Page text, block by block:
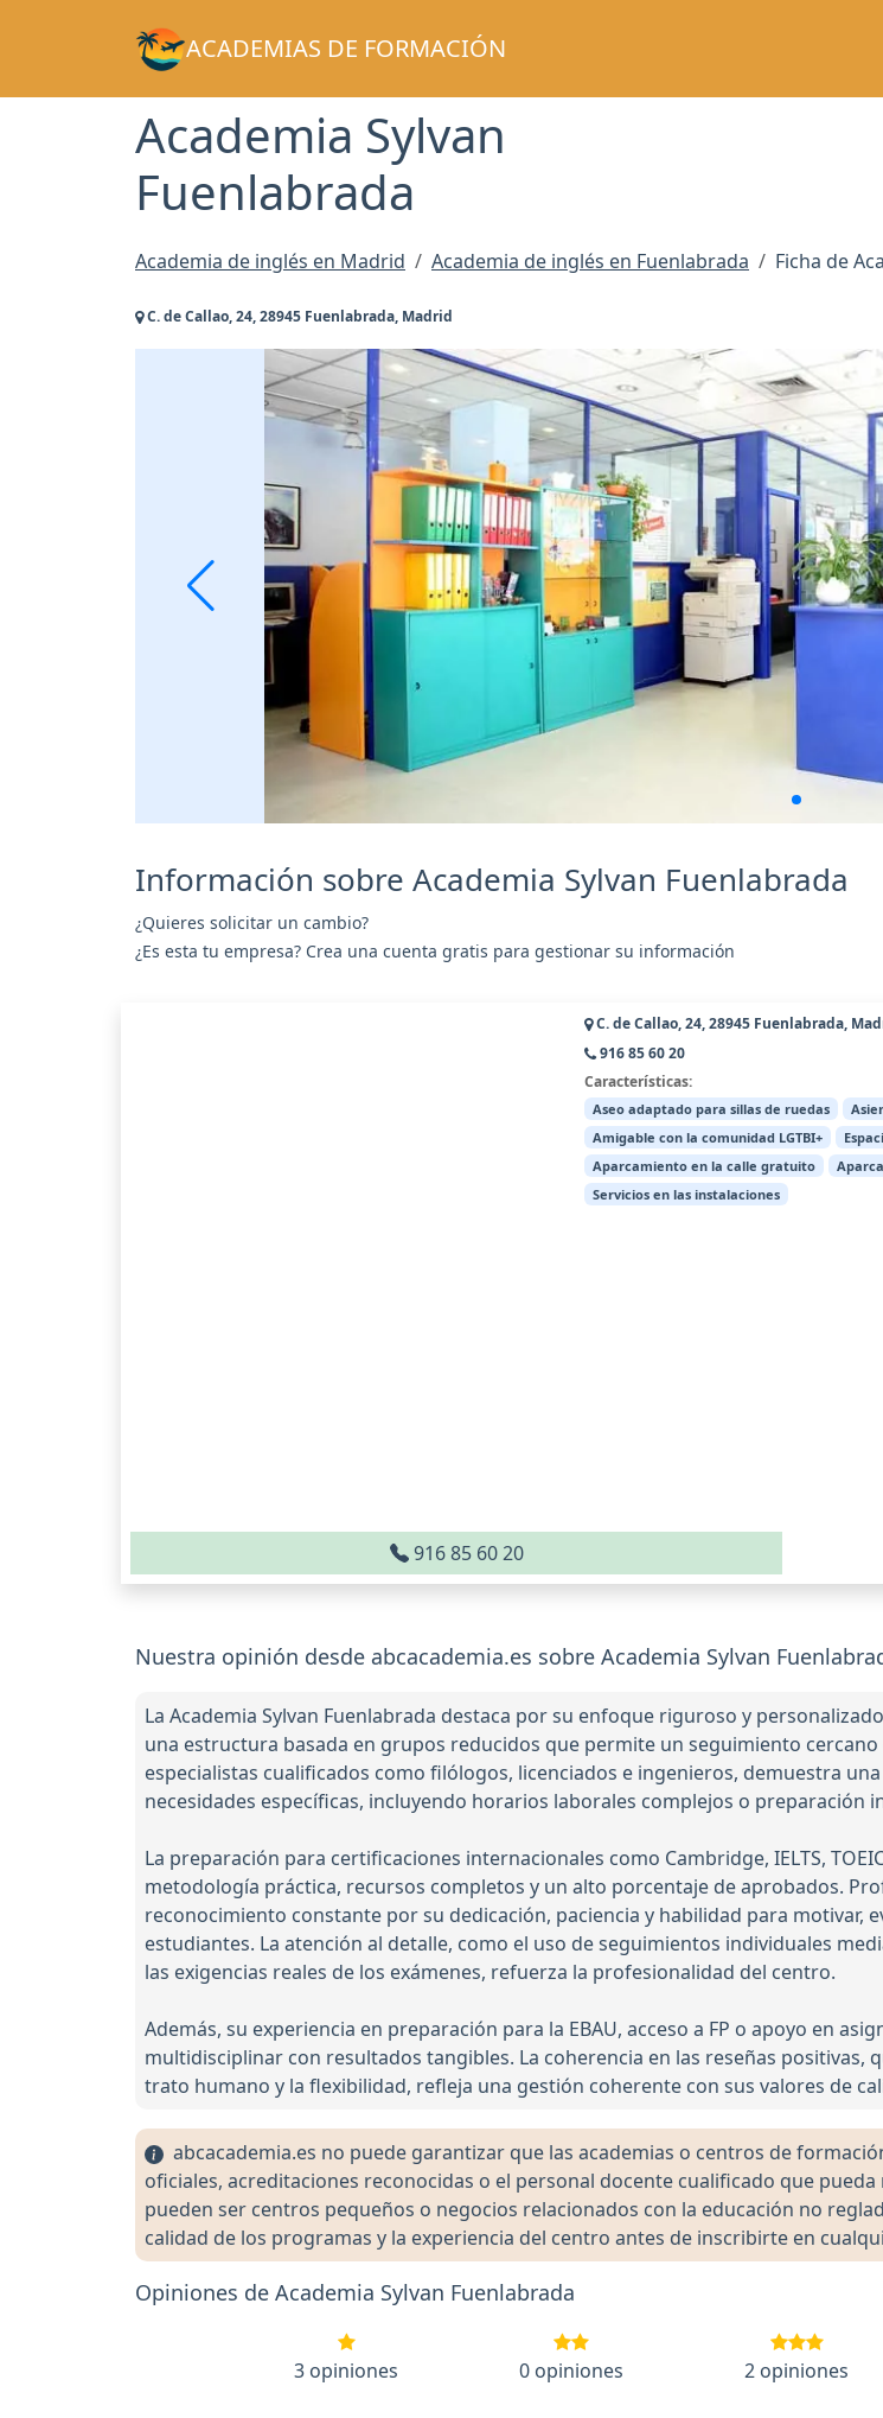
ACADEMIAS DE FORMACIÓN
Academia Sylvan
Fuenlabrada
Academia de inglés en Madrid Academia de inglés en Fuenlabrada Ficha de
C. de Callao, 24, 28945 Fuenlabrada, Madrid
Información sobre Academia Sylvan Fuenlabrada
¿Quieres solicitar un cambio?
¿Es esta tu empresa? Crea una cuenta gratis para gestionar su información
C. de Callao, 24, 28945 Fuenlabrada,
916 85 60 20
Características:
Aseo adaptado para sillas de ruedas
Amigable con la comunidad LGTBI+
Aparcamiento en la calle gratuito
Servicios en las instalaciones
916 85 60 20
Nuestra opinión desde abcacademia.es sobre Academia Sylvan
La Academia Sylvan Fuenlabrada destaca por su enfoque riguroso y
una estructura basada en grupos reducidos que permite un seguimiento
especialistas cualificados como filólogos, licenciados e ingenieros, demuestra
necesidades específicas, incluyendo horarios laborales complejos o preparación
La preparación para certificaciones internacionales como Cambridge, IELTS,
metodología práctica, recursos completos y un alto porcentaje de aprobados.
reconocimiento constante por su dedicación, paciencia y habilidad para motivar,
estudiantes. La atención al detalle, como el uso de seguimientos individuales
las exigencias reales de los exámenes, refuerza la profesionalidad del centro.
Además, su experiencia en preparación para la EBAU, acceso a FP o apoyo en
multidisciplinar con resultados tangibles. La coherencia en las reseñas
trato humano y la flexibilidad, refleja una gestión coherente con sus valores de
abcacademia.es no puede garantizar que las academias o centros de
oficiales, acreditaciones reconocidas o el personal docente cualificado que
pueden ser centros pequeños o negocios relacionados con la educación no
calidad de los programas y la experiencia del centro antes de inscribirte en
Opiniones de Academia Sylvan Fuenlabrada
3 opiniones 0 opiniones 2 opiniones